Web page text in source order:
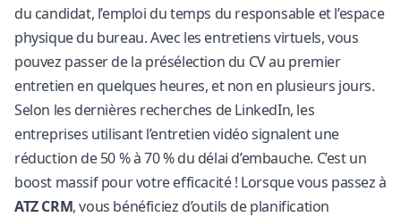
du candidat, l’emploi du temps du responsable et l’espace
physique du bureau. Avec les entretiens virtuels, vous
pouvez passer de la présélection du CV au premier
entretien en quelques heures, et non en plusieurs jours.
Selon les dernières recherches de LinkedIn, les
entreprises utilisant l’entretien vidéo signalent une
réduction de 50 % à 70 % du délai d’embauche. C’est un
boost massif pour votre efficacité ! Lorsque vous passez à
ATZ CRM, vous bénéficiez d’outils de planification